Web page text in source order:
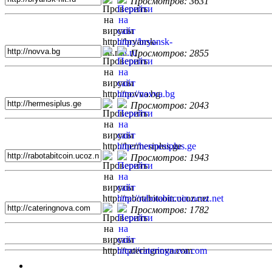
Просмотров: 2855
Просмотров: 2043
Просмотров: 1943
Просмотров: 1782